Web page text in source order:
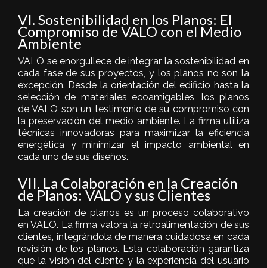
VI. Sostenibilidad en los Planos: El
Compromiso de VALO con el Medio
Ambiente
VALO se enorgullece de integrar la sostenibilidad en
cada fase de sus proyectos, y los planos no son la
excepción. Desde la orientación del edificio hasta la
selección de materiales ecoamigables, los planos
de VALO son un testimonio de su compromiso con
la preservación del medio ambiente. La firma utiliza
técnicas innovadoras para maximizar la eficiencia
energética y minimizar el impacto ambiental en
cada uno de sus diseños.
VII. La Colaboración en la Creación
de Planos: VALO y sus Clientes
La creación de planos es un proceso colaborativo
en VALO. La firma valora la retroalimentación de sus
clientes, integrándola de manera cuidadosa en cada
revisión de los planos. Esta colaboración garantiza
que la visión del cliente y la experiencia del usuario